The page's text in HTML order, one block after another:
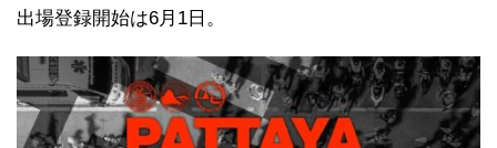
出場登録開始は6月1日。